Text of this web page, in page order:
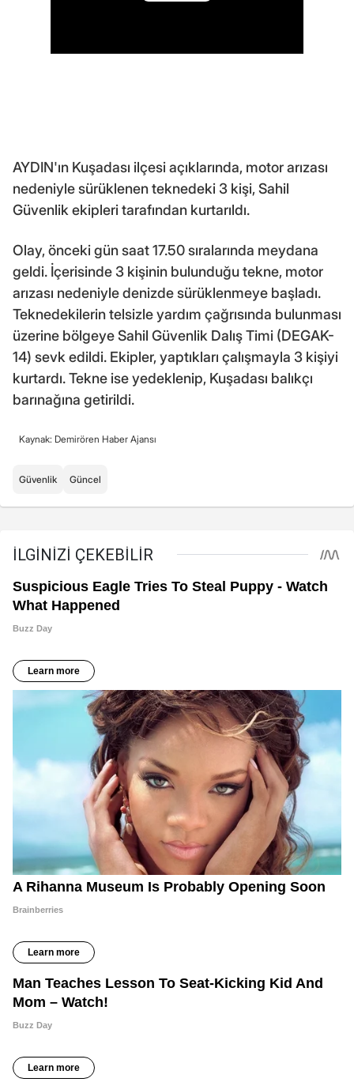
AYDIN'ın Kuşadası ilçesi açıklarında, motor arızası
nedeniyle sürüklenen teknedeki 3 kişi, Sahil
Güvenlik ekipleri tarafından kurtarıldı.
Olay, önceki gün saat 17.50 sıralarında meydana
geldi. İçerisinde 3 kişinin bulunduğu tekne, motor
arızası nedeniyle denizde sürüklenmeye başladı.
Teknedekilerin telsizle yardım çağrısında bulunması
üzerine bölgeye Sahil Güvenlik Dalış Timi (DEGAK-
14) sevk edildi. Ekipler, yaptıkları çalışmayla 3 kişiyi
kurtardı. Tekne ise yedeklenip, Kuşadası balıkçı
barınağına getirildi.
Kaynak: Demirören Haber Ajansı
Güvenlik Güncel